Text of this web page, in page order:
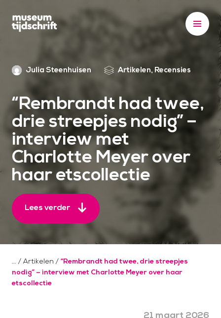
Julia Steenhuisen Artikelen, Recensies
“Rembrandt had twee,
drie streepjes nodig” –
interview met
Charlotte Meyer over
haar etscollectie
Lees verder
/ Artikelen / “Rembrandt had twee, drie streepjes
nodig” – interview met Charlotte Meyer over haar
etscollectie
21 maart 2026